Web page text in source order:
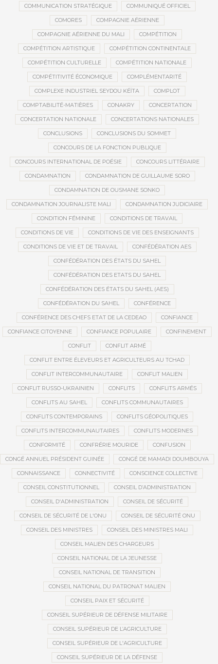
COMMUNICATION STRATÉGIQUE COMMUNIQUÉ OFFICIEL
COMORES COMPAGNIE AÉRIENNE
COMPAGNIE AÉRIENNE DU MALI COMPÉTITION
COMPÉTITION ARTISTIQUE COMPÉTITION CONTINENTALE
COMPÉTITION CULTURELLE COMPÉTITION NATIONALE
COMPÉTITIVITÉ ÉCONOMIQUE COMPLÉMENTARITÉ
COMPLEXE INDUSTRIEL SEYDOU KÉÏTA COMPLOT
COMPTABILITÉ-MATIÈRES CONAKRY CONCERTATION
CONCERTATION NATIONALE CONCERTATIONS NATIONALES
CONCLUSIONS CONCLUSIONS DU SOMMET
CONCOURS DE LA FONCTION PUBLIQUE
CONCOURS INTERNATIONAL DE POÉSIE CONCOURS LITTÉRAIRE
CONDAMNATION CONDAMNATION DE GUILLAUME SORO
CONDAMNATION DE OUSMANE SONKO
CONDAMNATION JOURNALISTE MALI CONDAMNATION JUDICIAIRE
CONDITION FÉMININE CONDITIONS DE TRAVAIL
CONDITIONS DE VIE CONDITIONS DE VIE DES ENSEIGNANTS
CONDITIONS DE VIE ET DE TRAVAIL CONFÉDÉRATION AES
CONFÉDÉRATION DES ÉTATS DU SAHEL
CONFÉDÉRATION DES ETATS DU SAHEL
CONFÉDÉRATION DES ÉTATS DU SAHEL (AES)
CONFÉDÉRATION DU SAHEL CONFÉRENCE
CONFÉRENCE DES CHEFS ETAT DE LA CEDEAO CONFIANCE
CONFIANCE CITOYENNE CONFIANCE POPULAIRE CONFINEMENT
CONFLIT CONFLIT ARMÉ
CONFLIT ENTRE ÉLEVEURS ET AGRICULTEURS AU TCHAD
CONFLIT INTERCOMMUNAUTAIRE CONFLIT MALIEN
CONFLIT RUSSO-UKRAINIEN CONFLITS CONFLITS ARMÉS
CONFLITS AU SAHEL CONFLITS COMMUNAUTAIRES
CONFLITS CONTEMPORAINS CONFLITS GÉOPOLITIQUES
CONFLITS INTERCOMMUNAUTAIRES CONFLITS MODERNES
CONFORMITÉ CONFRÉRIE MOURIDE CONFUSION
CONGÉ ANNUEL PRÉSIDENT GUINÉE CONGÉ DE MAMADI DOUMBOUYA
CONNAISSANCE CONNECTIVITÉ CONSCIENCE COLLECTIVE
CONSEIL CONSTITUTIONNEL CONSEIL D’ADMINISTRATION
CONSEIL D'ADMINISTRATION CONSEIL DE SÉCURITÉ
CONSEIL DE SÉCURITÉ DE L'ONU CONSEIL DE SÉCURITÉ ONU
CONSEIL DES MINISTRES CONSEIL DES MINISTRES MALI
CONSEIL MALIEN DES CHARGEURS
CONSEIL NATIONAL DE LA JEUNESSE
CONSEIL NATIONAL DE TRANSITION
CONSEIL NATIONAL DU PATRONAT MALIEN
CONSEIL PAIX ET SÉCURITÉ
CONSEIL SUPÉRIEUR DE DÉFENSE MILITAIRE
CONSEIL SUPÉRIEUR DE L’AGRICULTURE
CONSEIL SUPÉRIEUR DE L'AGRICULTURE
CONSEIL SUPÉRIEUR DE LA DÉFENSE